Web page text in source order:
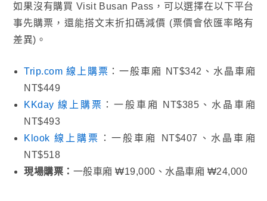
如果沒有購買 Visit Busan Pass，可以選擇在以下平台
事先購票，還能搭文末折扣碼減價 (票價會依匯率略有
差異)。
Trip.com 線上購票 ：一般車廂 NT$342、水晶車廂
NT$449
KKday 線上購票 ：一般車廂 NT$385、水晶車廂
NT$493
Klook 線上購票
：一般車廂 NT$407、水晶車廂
NT$518
現場購票： 一般車廂 ₩19,000、水晶車廂 ₩24,000